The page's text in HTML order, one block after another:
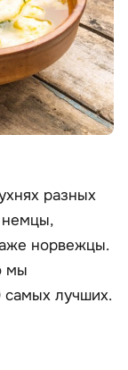
разных
немцы,
норвежцы.
мы
самых лучших.